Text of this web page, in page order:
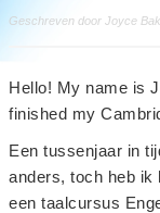
Geschreven door Joyce
Hello! My name is
finished my
Een tussenjaar in
anders, toch heb ik
een taalcursus